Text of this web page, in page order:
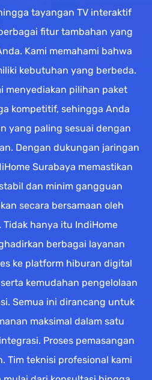
tayangan TV interaktif
fitur tambahan yang
Kami memahami bahwa
kebutuhan yang berbeda.
menyediakan pilihan paket
kompetitif, sehingga Anda
yang paling sesuai dengan
Dengan dukungan jaringan
Surabaya memastikan
dan minim gangguan
secara bersamaan oleh
hanya itu IndiHome
berbagai layanan
ke platform hiburan digital
kemudahan pengelolaan
Semua ini dirancang untuk
maksimal dalam satu
Proses pemasangan
Tim teknisi profesional kami